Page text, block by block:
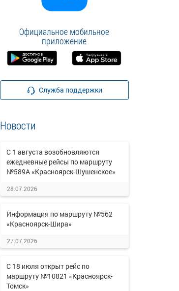
Официальное мобильное
приложение
Служба поддержки
Новости
С 1 августа возобновляются
ежедневные рейсы по маршруту
№589А «Красноярск-Шушенское»
28.07.2026
Информация по маршруту №562
«Красноярск-Шира»
27.07.2026
С 18 июля открыт рейс по
маршруту №10821 «Красноярск-
Томск»